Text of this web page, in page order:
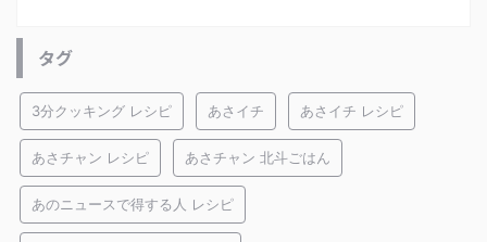
タグ
3分クッキング レシピ あさイチ あさイチ レシピ
あさチャン レシピ あさチャン 北斗ごはん
あのニュースで得する人 レシピ